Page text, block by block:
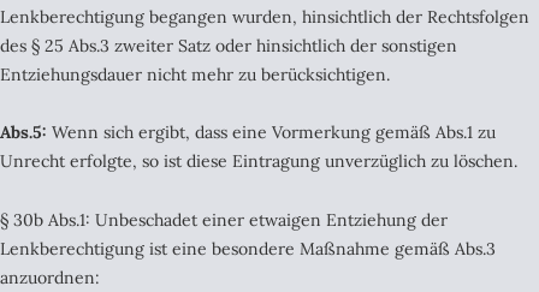
Lenkberechtigung begangen wurden, hinsichtlich der Rechtsfolgen
des § 25 Abs.3 zweiter Satz oder hinsichtlich der sonstigen
Entziehungsdauer nicht mehr zu berücksichtigen.
Abs.5: Wenn sich ergibt, dass eine Vormerkung gemäß Abs.1 zu
Unrecht erfolgte, so ist diese Eintragung unverzüglich zu löschen.
§ 30b Abs.1: Unbeschadet einer etwaigen Entziehung der
Lenkberechtigung ist eine besondere Maßnahme gemäß Abs.3
anzuordnen: